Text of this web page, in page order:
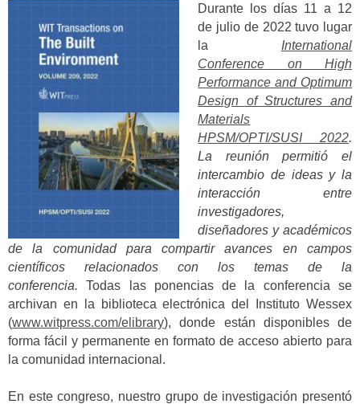
Durante los días 11 a 12
de julio de 2022 tuvo lugar
la International
Conference on High
Performance and Optimum
Design of Structures and
Materials
HPSM/OPTI/SUSI 2022.
La reunión permitió el
intercambio de ideas y la
interacción entre
investigadores,
diseñadores y académicos
de la comunidad para compartir avances en campos
científicos relacionados con los temas de la
conferencia. Todas las ponencias de la conferencia se
archivan en la biblioteca electrónica del Instituto Wessex
(www.witpress.com/elibrary), donde están disponibles de
forma fácil y permanente en formato de acceso abierto para
la comunidad internacional.
En este congreso, nuestro grupo de investigación presentó